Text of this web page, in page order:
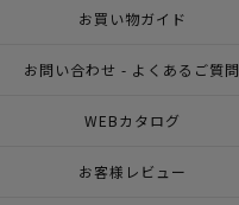
お買い物ガイド
お問い合わせ - よくあるご質問
WEBカタログ
お客様レビュー